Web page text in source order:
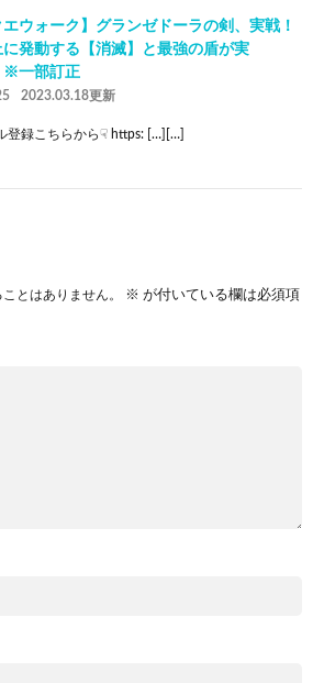
エウォーク】グランゼドーラの剣、実戦！
発動する【消滅】と最強の盾が実
※一部訂正
2023.03.18更新
登録こちらから☟ https: […][…]
とはありません。 ※ が付いている欄は必須項